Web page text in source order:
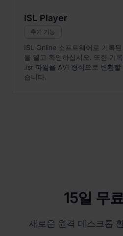
ISL Player
추가 기능
ISL Online 소프트웨어로 기록된
을 열고 확인하십시오. 또한 기
.isr 파일을 AVI 형식으로 변환할
습니다.
15일 무
새로운 원격 데스크톱